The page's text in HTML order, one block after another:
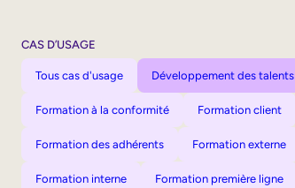
CAS D’USAGE
Tous cas d'usage Développement des talents
Formation à la conformité Formation client
Formation des adhérents Formation externe
Formation interne Formation première ligne